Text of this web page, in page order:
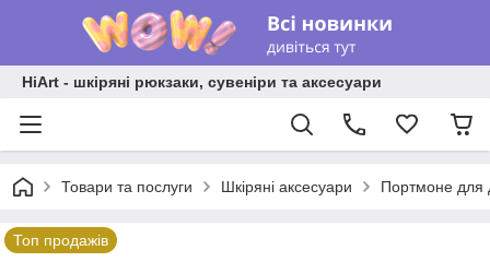
HiArt - шкіряні рюкзаки, сувеніри та аксесуари
Товари та послуги Шкіряні аксесуари Портмоне для
Топ продажів